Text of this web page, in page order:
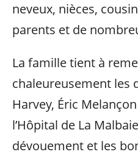
neveux, nièces,
parents et de
La famille tient à
chaleureusement les
Harvey, Éric
l’Hôpital de La
dévouement et les